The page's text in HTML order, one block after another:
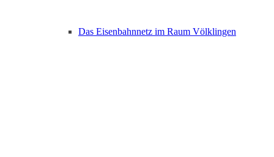
Das Eisenbahnnetz im Raum Völklingen